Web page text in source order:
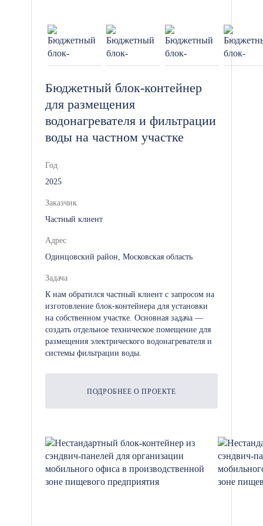
страховочных поясов. На готовый
технологический объект
предоставляется официальная
по договору.
Бюджетный блок-контейнер
для размещения
водонагревателя и фильтрации
воды на частном участке
Год
2025
Заказчик
Частный клиент
Адрес
Одинцовский район, Московская область
Задача
К нам обратился частный клиент с запросом на
изготовление блок-контейнера для установки
на собственном участке. Основная задача —
создать отдельное техническое помещение для
размещения электрического водонагревателя и
системы фильтрации воды.
ПОДРОБНЕЕ О ПРОЕКТЕ